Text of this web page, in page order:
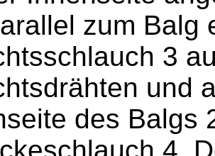
zum Balg
3
und
des Balgs